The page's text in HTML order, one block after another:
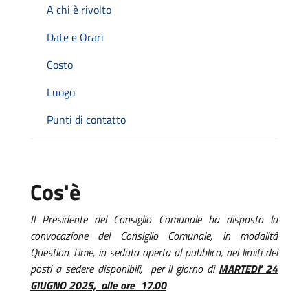
A chi è rivolto
Date e Orari
Costo
Luogo
Punti di contatto
Cos'è
Il Presidente del Consiglio Comunale ha disposto la
convocazione del Consiglio Comunale, in modalità
Question Time, in seduta aperta al pubblico, nei limiti dei
posti a sedere disponibili, per il giorno di MARTEDI' 24
GIUGNO 2025,alle ore 17.00